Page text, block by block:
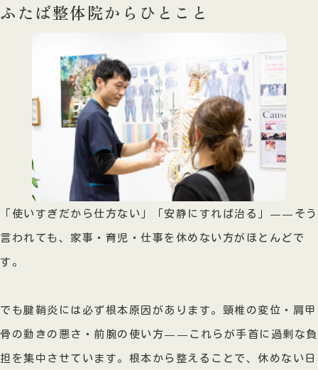
ふたば整体院からひとこと
「使いすぎだから仕方ない」「安静にすれば治る」——そう
言われても、家事・育児・仕事を休めない方がほとんどで
す。
でも腱鞘炎には必ず根本原因があります。頸椎の変位・肩甲
骨の動きの悪さ・前腕の使い方——これらが手首に過剰な負
担を集中させています。根本から整えることで、休めない日